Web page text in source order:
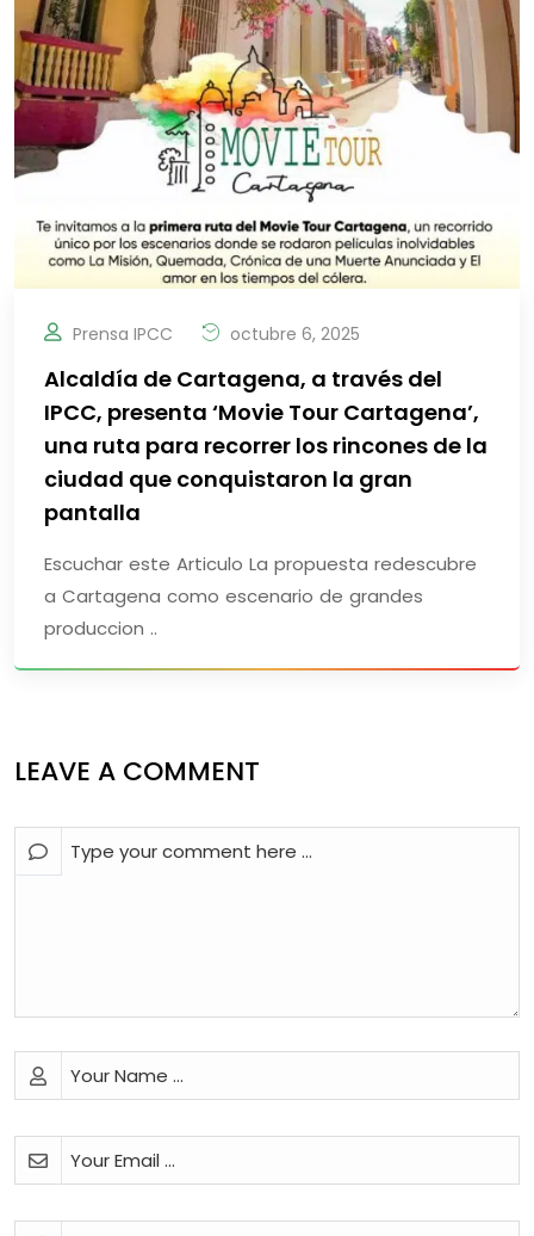
Prensa IPCC octubre 6, 2025
Alcaldía de Cartagena, a través del
IPCC, presenta ‘Movie Tour Cartagena’,
una ruta para recorrer los rincones de la
ciudad que conquistaron la gran
pantalla
Escuchar este Articulo La propuesta redescubre
a Cartagena como escenario de grandes
produccion ..
LEAVE A COMMENT